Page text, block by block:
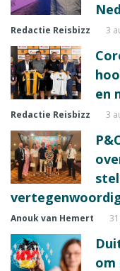
Redactie Reisbizz 3
en
Redactie Reisbizz 3
Anouk van Hemert
om